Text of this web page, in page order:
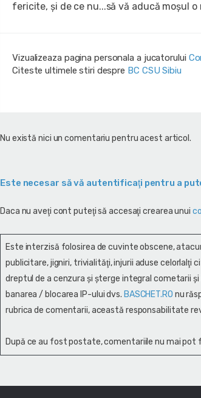
fericite, şi de ce nu...să vă aducă moşul o
Vizualizeaza pagina personala a jucatorului
Citeste ultimele stiri despre BC CSU Sibiu
Nu există nici un comentariu pentru acest articol.
Este necesar să vă autentificaţi pentru a
Daca nu aveţi cont puteţi să accesaţi crearea unui
Este interzisă folosirea de cuvinte obscene,
publicitare, jigniri, trivialităţi, injurii aduse celorlalţi
dreptul de a cenzura și şterge integral cometarii
banarea / blocarea IP-ului dvs. BASCHET.RO nu
rubrica de comentarii, această responsabilitate
După ce au fost postate, comentariile nu mai